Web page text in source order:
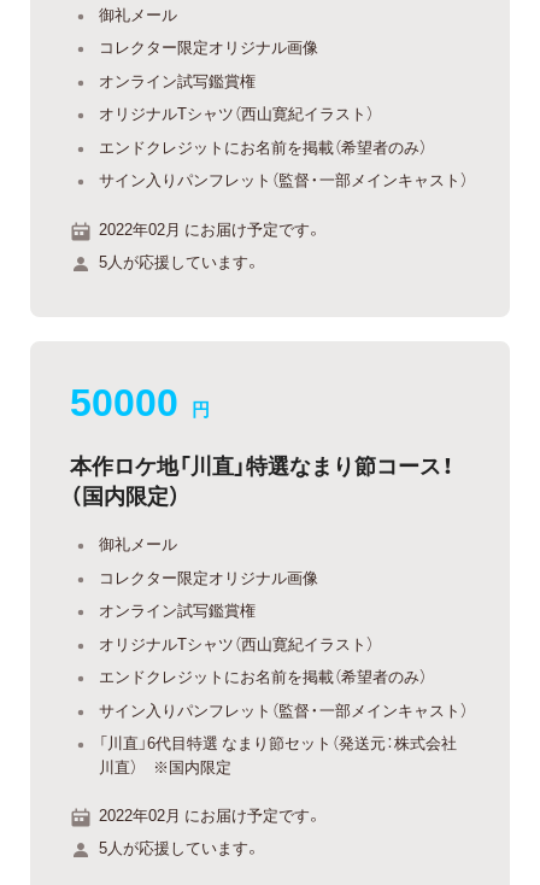
御礼メール
コレクター限定オリジナル画像
オンライン試写鑑賞権
オリジナルTシャツ（西山寛紀イラスト）
エンドクレジットにお名前を掲載（希望者のみ）
サイン入りパンフレット（監督・一部メインキャスト）
2022年02月 にお届け予定です。
5人が応援しています。
50000 円
本作ロケ地「川直」特選なまり節コース！
（国内限定）
御礼メール
コレクター限定オリジナル画像
オンライン試写鑑賞権
オリジナルTシャツ（西山寛紀イラスト）
エンドクレジットにお名前を掲載（希望者のみ）
サイン入りパンフレット（監督・一部メインキャスト）
「川直」6代目特選 なまり節セット（発送元：株式会社
川直） ※国内限定
2022年02月 にお届け予定です。
5人が応援しています。